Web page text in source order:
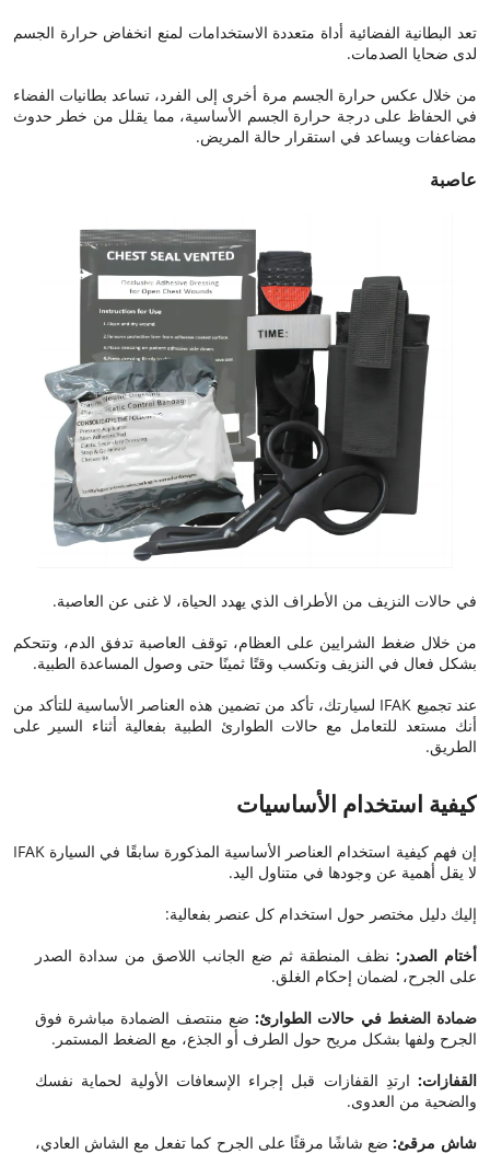
تعد البطانية الفضائية أداة متعددة الاستخدامات لمنع انخفاض حرارة الجسم
لدى ضحايا الصدمات.
من خلال عكس حرارة الجسم مرة أخرى إلى الفرد، تساعد بطانيات الفضاء
في الحفاظ على درجة حرارة الجسم الأساسية، مما يقلل من خطر حدوث
مضاعفات ويساعد في استقرار حالة المريض.
عاصبة
في حالات النزيف من الأطراف الذي يهدد الحياة، لا غنى عن العاصبة.
من خلال ضغط الشرايين على العظام، توقف العاصبة تدفق الدم، وتتحكم
بشكل فعال في النزيف وتكسب وقتًا ثمينًا حتى وصول المساعدة الطبية.
عند تجميع IFAK لسيارتك، تأكد من تضمين هذه العناصر الأساسية للتأكد من
أنك مستعد للتعامل مع حالات الطوارئ الطبية بفعالية أثناء السير على
الطريق.
كيفية استخدام الأساسيات
إن فهم كيفية استخدام العناصر الأساسية المذكورة سابقًا في السيارة IFAK
لا يقل أهمية عن وجودها في متناول اليد.
إليك دليل مختصر حول استخدام كل عنصر بفعالية:
أختام الصدر: نظف المنطقة ثم ضع الجانب اللاصق من سدادة الصدر
على الجرح، لضمان إحكام الغلق.
ضمادة الضغط في حالات الطوارئ: ضع منتصف الضمادة مباشرة فوق
الجرح ولفها بشكل مريح حول الطرف أو الجذع، مع الضغط المستمر.
القفازات: ارتدِ القفازات قبل إجراء الإسعافات الأولية لحماية نفسك
والضحية من العدوى.
شاش مرقئ: ضع شاشًا مرقئًا على الجرح كما تفعل مع الشاش العادي،